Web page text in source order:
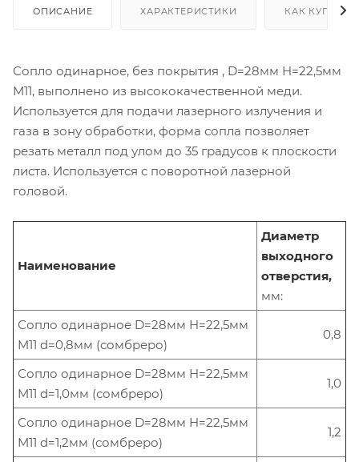
ОПИСАНИЕ ХАРАКТЕРИСТИКИ КАК КУПИТЬ
Сопло одинарное, без покрытия , D=28мм H=22,5мм
М11, выполнено из высококачественной меди.
Используется для подачи лазерного излучения и
газа в зону обработки, форма сопла позволяет
резать металл под улом до 35 градусов к плоскости
листа. Используется с поворотной лазерной
головой.
Наименование
Диаметр
выходного
отверстия,
мм:
Сопло одинарное D=28мм H=22,5мм
M11 d=0,8мм (сомбреро)
0,8
Сопло одинарное D=28мм H=22,5мм
M11 d=1,0мм (сомбреро)
1,0
Сопло одинарное D=28мм H=22,5мм
M11 d=1,2мм (сомбреро)
1,2